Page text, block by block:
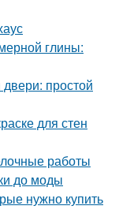
глины:
простой
для стен
работы
до моды
нужно купить